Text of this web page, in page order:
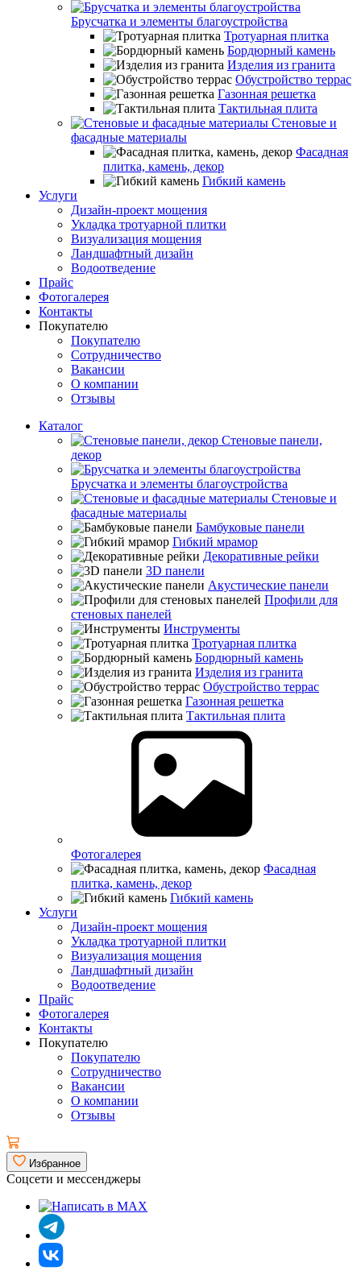
Брусчатка и элементы благоустройства
Тротуарная плитка
Бордюрный камень
Изделия из гранита
Обустройство террас
Газонная решетка
Тактильная плита
Стеновые и
фасадные материалы
Фасадная
плитка, камень, декор
Гибкий камень
Услуги
Дизайн-проект мощения
Укладка тротуарной плитки
Визуализация мощения
Ландшафтный дизайн
Водоотведение
Прайс
Фотогалерея
Контакты
Покупателю
Покупателю
Сотрудничество
Вакансии
О компании
Отзывы
Каталог
Стеновые панели,
декор
Брусчатка и элементы благоустройства
Стеновые и
фасадные материалы
Бамбуковые панели
Гибкий мрамор
Декоративные рейки
3D панели
Акустические панели
Профили для
стеновых панелей
Инструменты
Тротуарная плитка
Бордюрный камень
Изделия из гранита
Обустройство террас
Газонная решетка
Тактильная плита
Фотогалерея
Фасадная
плитка, камень, декор
Гибкий камень
Услуги
Дизайн-проект мощения
Укладка тротуарной плитки
Визуализация мощения
Ландшафтный дизайн
Водоотведение
Прайс
Фотогалерея
Контакты
Покупателю
Покупателю
Сотрудничество
Вакансии
О компании
Отзывы
Избранное
Соцсети и мессенджеры